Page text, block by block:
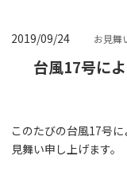
2019/09/24 お見舞
台風17号に
このたびの台風17号
見舞い申し上げます。